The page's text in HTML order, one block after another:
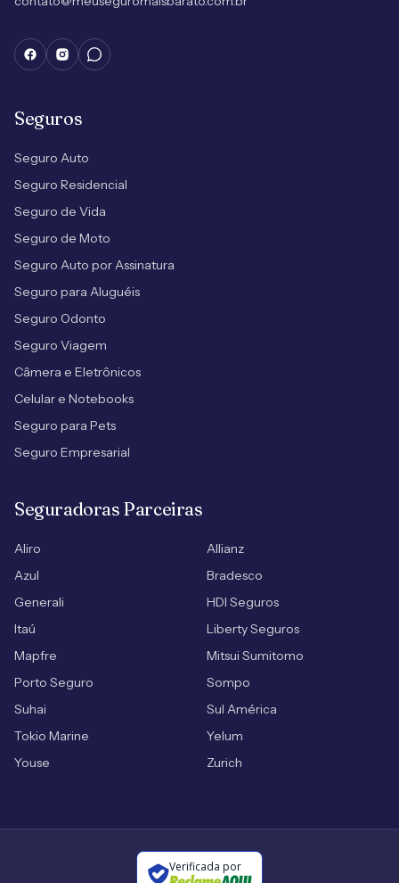
Seguros
Seguro Auto
Seguro Residencial
Seguro de Vida
Seguro de Moto
Seguro Auto por Assinatura
Seguro para Aluguéis
Seguro Odonto
Seguro Viagem
Câmera e Eletrônicos
Celular e Notebooks
Seguro para Pets
Seguro Empresarial
Seguradoras Parceiras
Aliro
Allianz
Azul
Bradesco
Generali
HDI Seguros
Itaú
Liberty Seguros
Mapfre
Mitsui Sumitomo
Porto Seguro
Sompo
Suhai
Sul América
Tokio Marine
Yelum
Youse
Zurich
Verificada por